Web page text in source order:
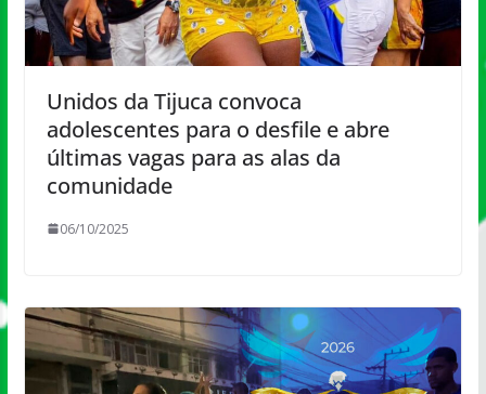
Unidos da Tijuca convoca
adolescentes para o desfile e abre
últimas vagas para as alas da
comunidade
06/10/2025